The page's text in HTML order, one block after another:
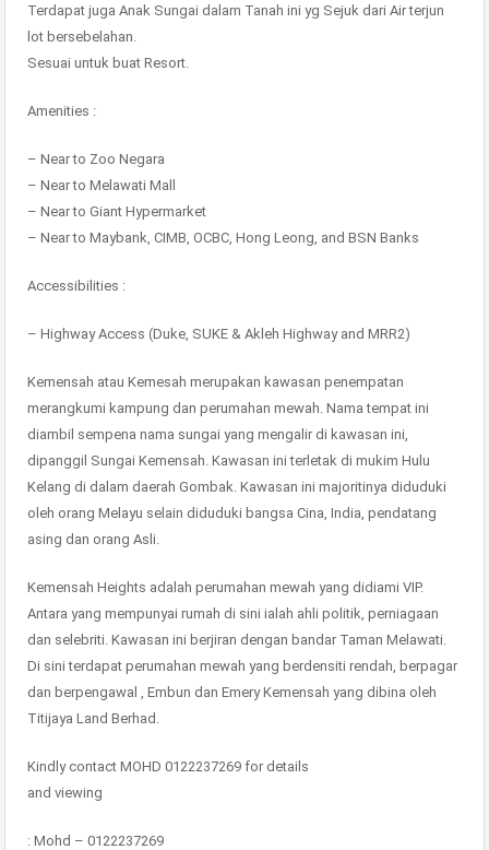
Terdapat juga Anak Sungai dalam Tanah ini yg Sejuk dari Air terjun
lot bersebelahan.
Sesuai untuk buat Resort.
Amenities :
– Near to Zoo Negara
– Near to Melawati Mall
– Near to Giant Hypermarket
– Near to Maybank, CIMB, OCBC, Hong Leong, and BSN Banks
Accessibilities :
– Highway Access (Duke, SUKE & Akleh Highway and MRR2)
Kemensah atau Kemesah merupakan kawasan penempatan
merangkumi kampung dan perumahan mewah. Nama tempat ini
diambil sempena nama sungai yang mengalir di kawasan ini,
dipanggil Sungai Kemensah. Kawasan ini terletak di mukim Hulu
Kelang di dalam daerah Gombak. Kawasan ini majoritinya diduduki
oleh orang Melayu selain diduduki bangsa Cina, India, pendatang
asing dan orang Asli.
Kemensah Heights adalah perumahan mewah yang didiami VIP.
Antara yang mempunyai rumah di sini ialah ahli politik, perniagaan
dan selebriti. Kawasan ini berjiran dengan bandar Taman Melawati.
Di sini terdapat perumahan mewah yang berdensiti rendah, berpagar
dan berpengawal , Embun dan Emery Kemensah yang dibina oleh
Titijaya Land Berhad.
Kindly contact MOHD 0122237269 for details
and viewing
: Mohd – 0122237269